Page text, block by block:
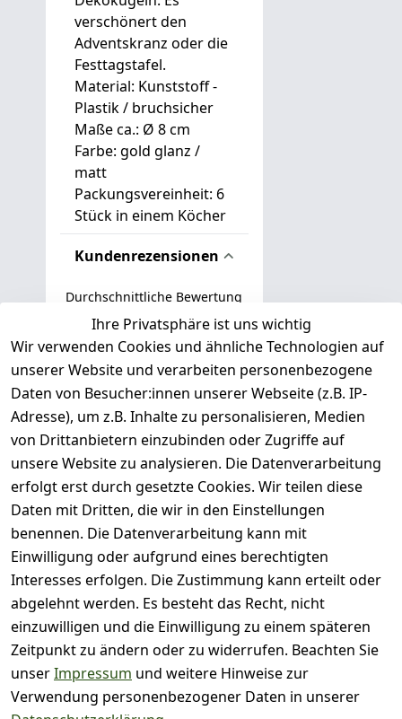
verschönert den
Adventskranz oder die
Festtagstafel.
Material: Kunststoff -
Plastik / bruchsicher
Maße ca.: Ø 8 cm
Farbe: gold glanz /
matt
Packungsvereinheit: 6
Stück in einem Köcher
Kundenrezensionen
Durchschnittliche Bewertung
0
Basierend auf 0 Bewertung(en)
Bewertung abgeben
5
( 0
)
4
( 0
)
3
( 0
)
2
( 0
1
)
Es hat noch niemand
eine Bewertung für
diesen Artikel
Ihre Privatsphäre ist uns wichtig
Wir verwenden Cookies und ähnliche Technologien auf
unserer Website und verarbeiten personenbezogene
Daten von Besucher:innen unserer Webseite (z.B. IP-
Adresse), um z.B. Inhalte zu personalisieren, Medien
von Drittanbietern einzubinden oder Zugriffe auf
unsere Website zu analysieren. Die Datenverarbeitung
erfolgt erst durch gesetzte Cookies. Wir teilen diese
Daten mit Dritten, die wir in den Einstellungen
benennen. Die Datenverarbeitung kann mit
Einwilligung oder aufgrund eines berechtigten
Interesses erfolgen. Die Zustimmung kann erteilt oder
abgelehnt werden. Es besteht das Recht, nicht
einzuwilligen und die Einwilligung zu einem späteren
Zeitpunkt zu ändern oder zu widerrufen. Beachten Sie
unserImpressum und weitere Hinweise zur
Verwendung personenbezogener Daten in unserer